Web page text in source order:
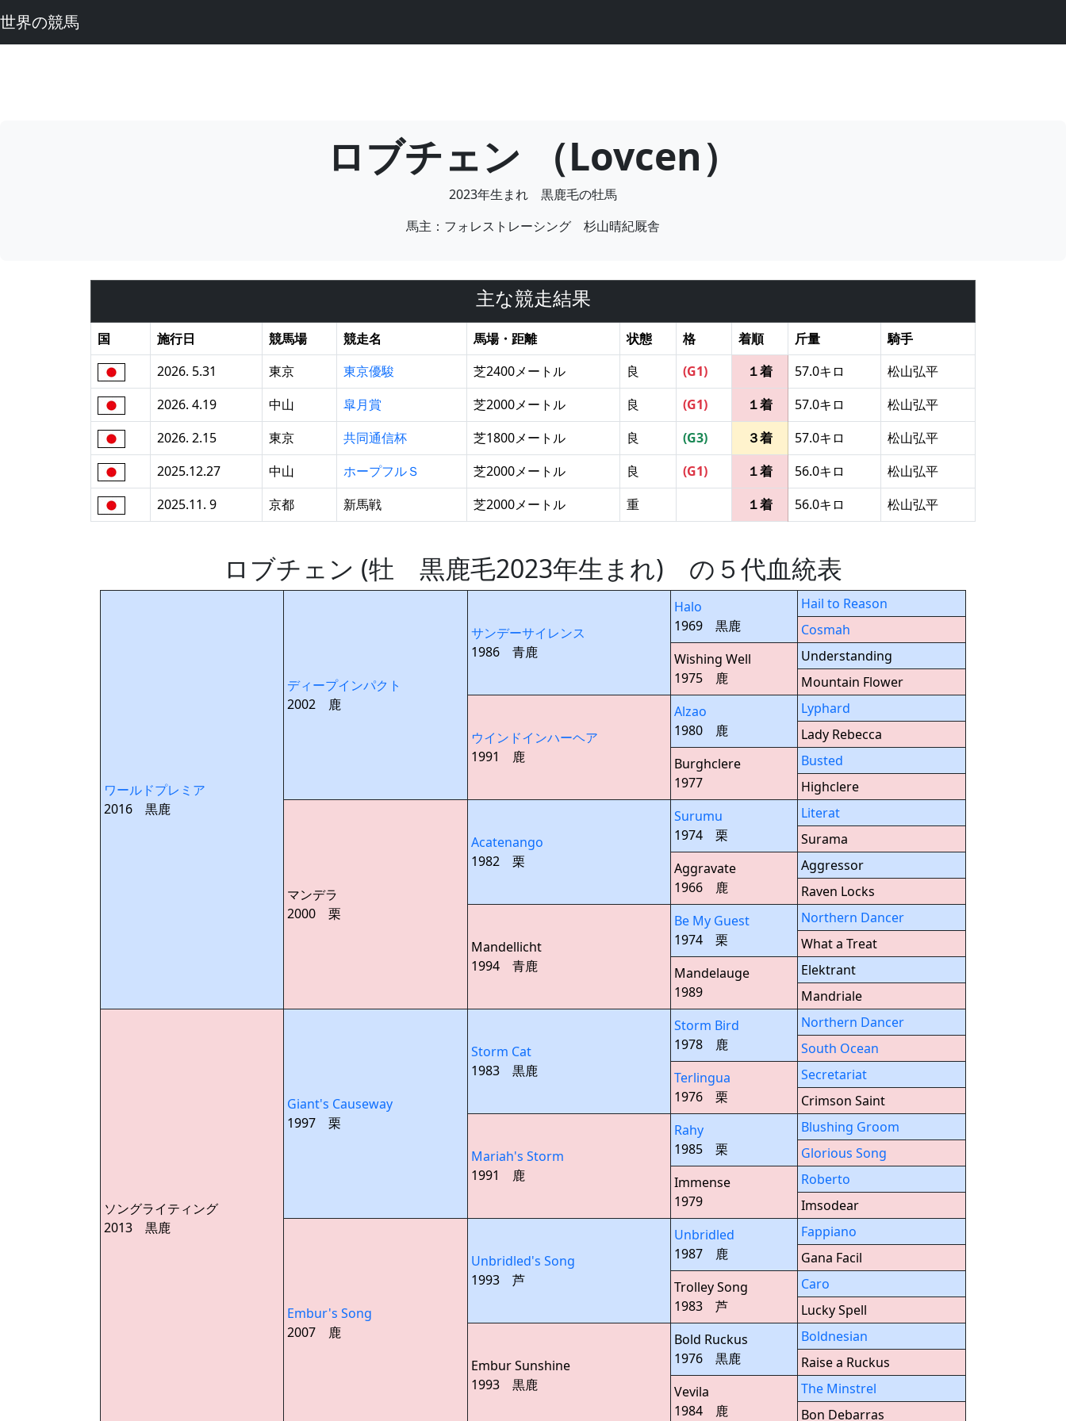
世界の競馬
ロブチェン （Lovcen）
2023年生まれ 黒鹿毛の牡馬
馬主：フォレストレーシング 杉山晴紀厩舎
主な競走結果
国 施行日 競馬場 競走名 馬場・距離 状態 格 着順 斤量
騎手
2026. 5.31
東京 東京優駿 芝2400メートル 良 (G1) １着 57.0キロ
松山弘平
2026. 4.19
中山 皐月賞 芝2000メートル 良 (G1) １着 57.0キロ
松山弘平
2026. 2.15
東京 共同通信杯 芝1800メートル 良 (G3) ３着 57.0キロ
松山弘平
2025.12.27
中山 ホープフルＳ 芝2000メートル 良 (G1) １着 56.0キロ
松山弘平
2025.11. 9
京都 新馬戦 芝2000メートル 重 １着 56.0キロ 松山弘平
ロブチェン (牡 黒鹿毛2023年生まれ) の５代血統表
ワールドプレミア
2016 黒鹿
ディープインパクト
2002 鹿
サンデーサイレンス
1986 青鹿
Halo
1969 黒鹿
Hail to Reason
Cosmah
Wishing Well
1975 鹿
Understanding
Mountain Flower
ウインドインハーヘア
1991 鹿
Alzao
1980 鹿
Lyphard
Lady Rebecca
Burghclere
1977
Busted
Highclere
マンデラ
2000 栗
Acatenango
1982 栗
Surumu
1974 栗
Literat
Surama
Aggravate
1966 鹿
Aggressor
Raven Locks
Mandellicht
1994 青鹿
Be My Guest
1974 栗
Northern Dancer
What a Treat
Mandelauge
1989
Elektrant
Mandriale
ソングライティング
2013 黒鹿
Giant's Causeway
1997 栗
Storm Cat
1983 黒鹿
Storm Bird
1978 鹿
Northern Dancer
South Ocean
Terlingua
1976 栗
Secretariat
Crimson Saint
Mariah's Storm
1991 鹿
Rahy
1985 栗
Blushing Groom
Glorious Song
Immense
1979
Roberto
Imsodear
Embur's Song
2007 鹿
Unbridled's Song
1993 芦
Unbridled
1987 鹿
Fappiano
Gana Facil
Trolley Song
1983 芦
Caro
Lucky Spell
Embur Sunshine
1993 黒鹿
Bold Ruckus
1976 黒鹿
Boldnesian
Raise a Ruckus
Vevila
1984 鹿
The Minstrel
Bon Debarras